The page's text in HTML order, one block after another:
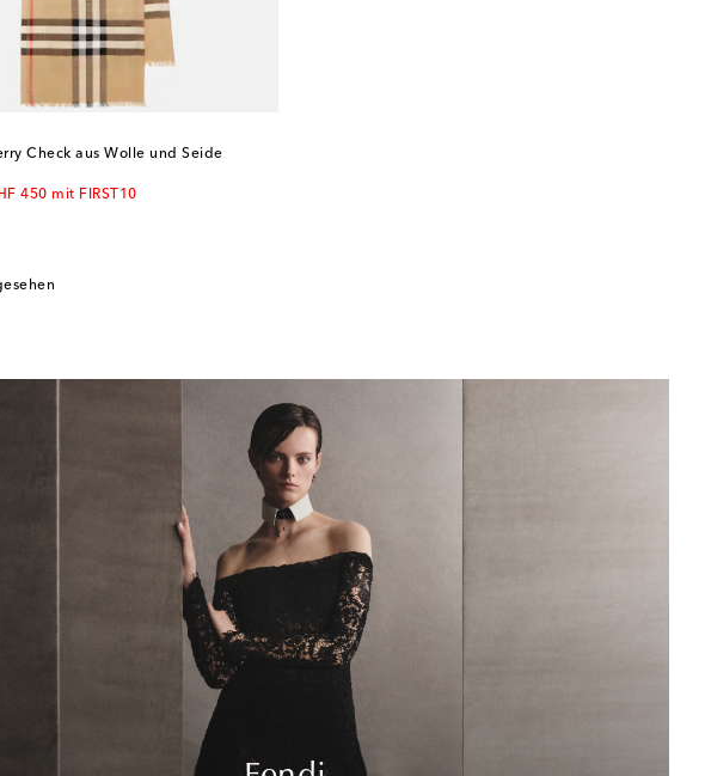
Check aus Wolle und Seide
450 mit FIRST10